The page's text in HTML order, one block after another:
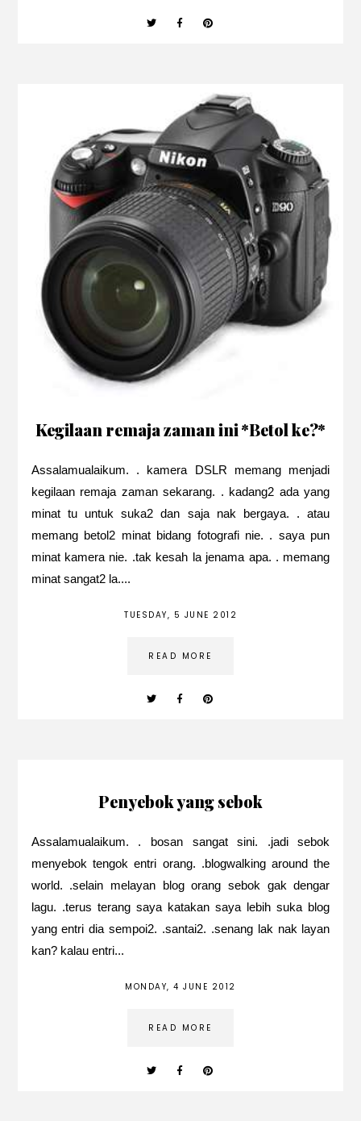
Kegilaan remaja zaman ini *Betol ke?*
Assalamualaikum. . kamera DSLR memang menjadi
kegilaan remaja zaman sekarang. . kadang2 ada yang
minat tu untuk suka2 dan saja nak bergaya. . atau
memang betol2 minat bidang fotografi nie. . saya pun
minat kamera nie. .tak kesah la jenama apa. . memang
minat sangat2 la....
TUESDAY, 5 JUNE 2012
READ MORE
Penyebok yang sebok
Assalamualaikum. . bosan sangat sini. .jadi sebok
menyebok tengok entri orang. .blogwalking around the
world. .selain melayan blog orang sebok gak dengar
lagu. .terus terang saya katakan saya lebih suka blog
yang entri dia sempoi2. .santai2. .senang lak nak layan
kan? kalau entri...
MONDAY, 4 JUNE 2012
READ MORE